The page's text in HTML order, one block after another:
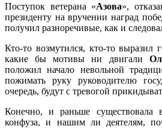
Поступок ветерана «Азова»,
президенту на вручении наград
получил разноречивые, как и
Кто-то возмутился, кто-то выразил
какие бы мотивы ни двигали
положил начало невольной
пожимать руку руководителю
очередь, будут с тревогой
Конечно, и раньше существовала
конфуза, и нашим ли деятелям,